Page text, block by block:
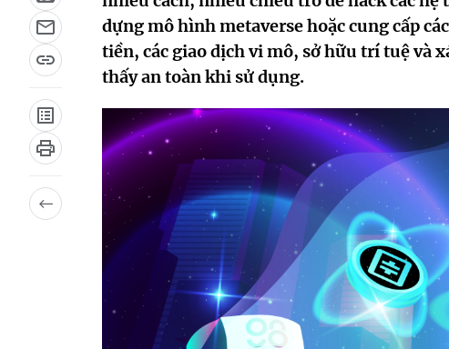
dựng mô hình metaverse hoặc cung cấp
tiền, các giao dịch vi mô, sở hữu trí tuệ và
thấy an toàn khi sử dụng.